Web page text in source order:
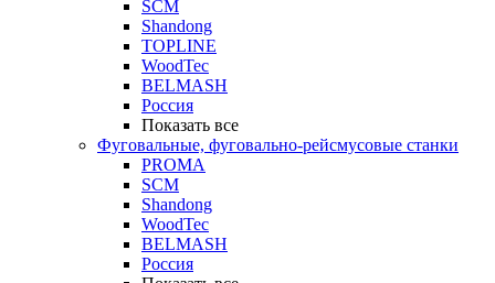
SCM
Shandong
TOPLINE
WoodTec
BELMASH
Россия
Показать все
Фуговальные, фуговально-рейсмусовые станки
PROMA
SCM
Shandong
WoodTec
BELMASH
Россия